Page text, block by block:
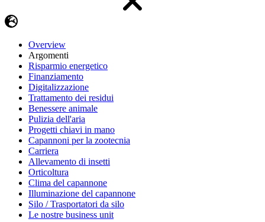
Overview
Argomenti
Risparmio energetico
Finanziamento
Digitalizzazione
Trattamento dei residui
Benessere animale
Pulizia dell'aria
Progetti chiavi in mano
Capannoni per la zootecnia
Carriera
Allevamento di insetti
Orticoltura
Clima del capannone
Illuminazione del capannone
Silo / Trasportatori da silo
Le nostre business unit